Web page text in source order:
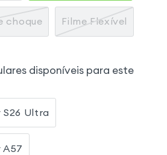
choque Filme Flexível
disponíveis para este
S26 Ultra
A57